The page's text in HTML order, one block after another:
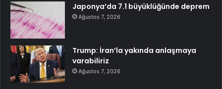
Japonya’da 7.1 büyüklüğünde deprem
Ağustos 7, 2026
Trump: İran’la yakında anlaşmaya
varabiliriz
Ağustos 7, 2026